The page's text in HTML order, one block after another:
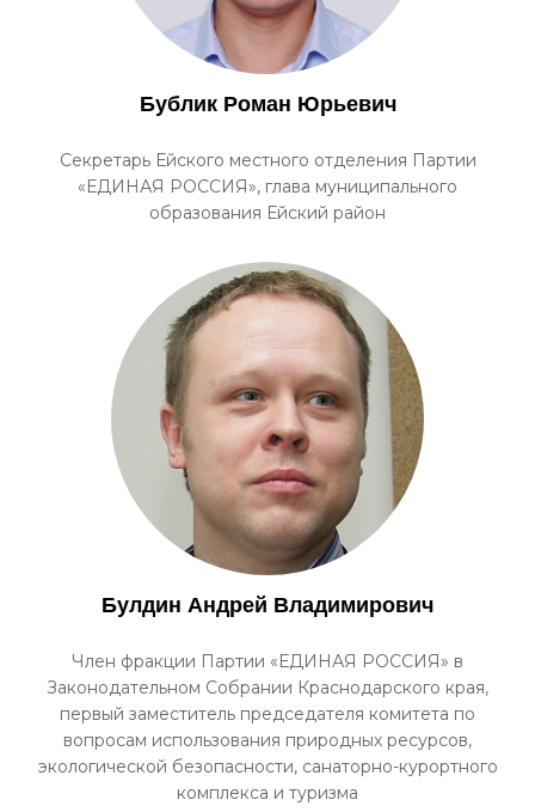
Бублик Роман Юрьевич
Секретарь Ейского местного отделения Партии
«ЕДИНАЯ РОССИЯ», глава муниципального
образования Ейский район
Булдин Андрей Владимирович
Член фракции Партии «ЕДИНАЯ РОССИЯ» в
Законодательном Собрании Краснодарского края,
первый заместитель председателя комитета по
вопросам использования природных ресурсов,
экологической безопасности, санаторно-курортного
комплекса и туризма